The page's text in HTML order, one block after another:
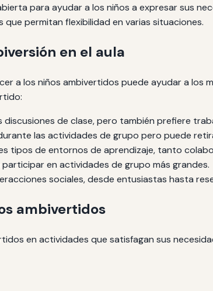
para ayudar a los niños a expresar sus
que permitan flexibilidad en varias situaciones.
en el aula
a los niños ambivertidos puede ayudar a los
de clase, pero también prefiere
las actividades de grupo pero puede
tipos de entornos de aprendizaje, tanto
en actividades de grupo más grandes.
sociales, desde entusiastas hasta
ambivertidos
en actividades que satisfagan sus